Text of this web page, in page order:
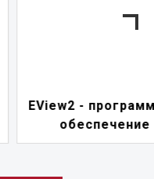
модуль HART-